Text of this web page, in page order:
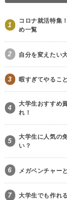
1
コロナ就活特集
め一覧
2 自分を変えたい
3 暇すぎてやるこ
4
大学生おすすめ
れ！
5
大学生に人気の
い？
6 メガベンチャー
7 大学生でも作れ